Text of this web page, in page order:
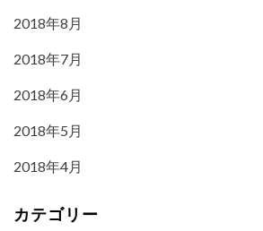
2018年8月
2018年7月
2018年6月
2018年5月
2018年4月
カテゴリー